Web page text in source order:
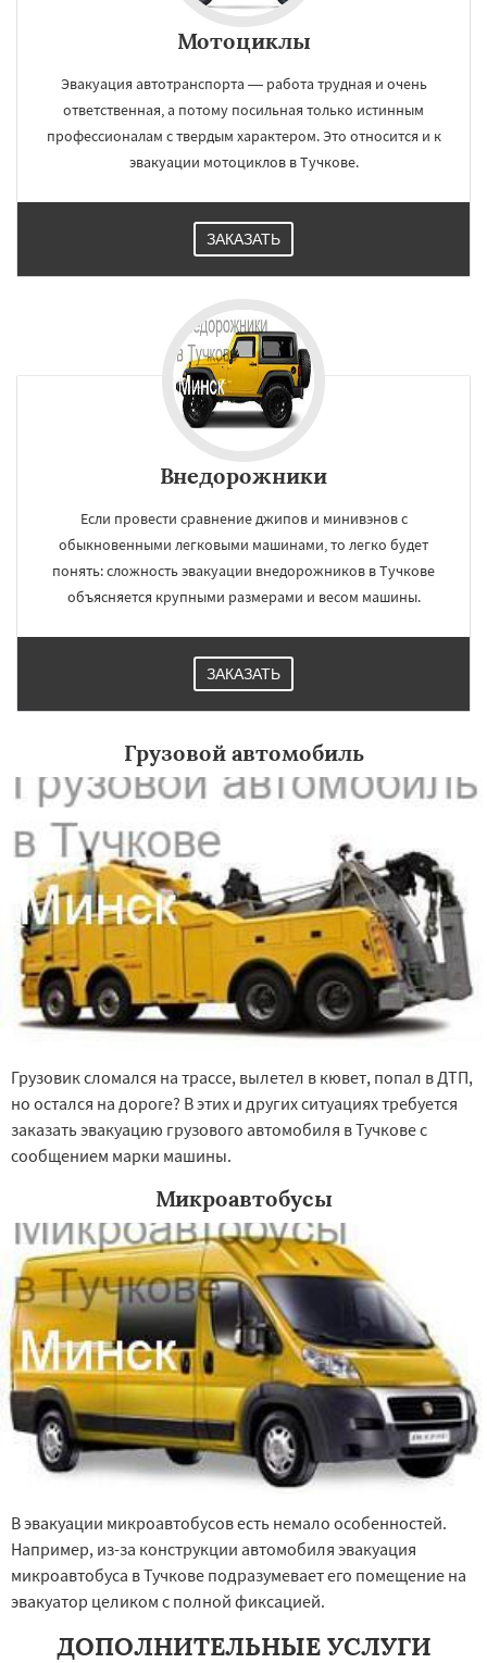
Работаем по
регионам
×
Фосфоритный
Фряново Хорлово Черкизово Черусти
Мотоциклы
Эвакуация автотранспорта — работа трудная и очень
ответственная, а потому посильная только истинным
профессионалам с твердым характером. Это относится и к
эвакуации мотоциклов в Тучкове.
ЗАКАЗАТЬ
Внедорожники
Если провести сравнение джипов и минивэнов с
обыкновенными легковыми машинами, то легко будет
понять: сложность эвакуации внедорожников в Тучкове
объясняется крупными размерами и весом машины.
ЗАКАЗАТЬ
Грузовой автомобиль
Грузовик сломался на трассе, вылетел в кювет, попал в ДТП,
но остался на дороге? В этих и других ситуациях требуется
заказать эвакуацию грузового автомобиля в Тучкове с
сообщением марки машины.
Микроавтобусы
В эвакуации микроавтобусов есть немало особенностей.
Например, из-за конструкции автомобиля эвакуация
микроавтобуса в Тучкове подразумевает его помещение на
эвакуатор целиком с полной фиксацией.
ДОПОЛНИТЕЛЬНЫЕ УСЛУГИ
УЗНАТЬ ПОДРОБНЕЕ ×
Даю согласие на обработку персональных данных